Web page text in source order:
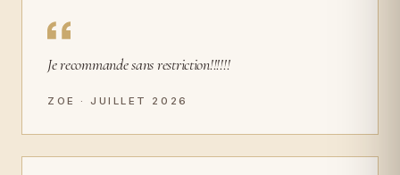
Je recommande sans restriction!!!!!!
ZOE · JUILLET 2026